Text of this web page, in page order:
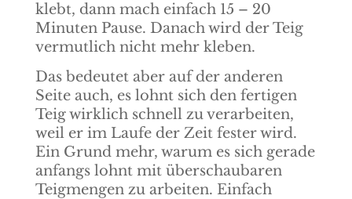
klebt, dann mach einfach 15 – 20
Minuten Pause. Danach wird der Teig
vermutlich nicht mehr kleben.
Das bedeutet aber auf der anderen
Seite auch, es lohnt sich den fertigen
Teig wirklich schnell zu verarbeiten,
weil er im Laufe der Zeit fester wird.
Ein Grund mehr, warum es sich gerade
anfangs lohnt mit überschaubaren
Teigmengen zu arbeiten. Einfach